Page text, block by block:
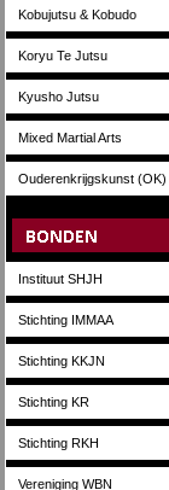
Kobujutsu & Kobudo
Koryu Te Jutsu
Kyusho Jutsu
Mixed Martial Arts
Ouderenkrijgskunst (OK)
Instituut SHJH
Stichting IMMAA
Stichting KKJN
Stichting KR
Stichting RKH
Vereniging WBN